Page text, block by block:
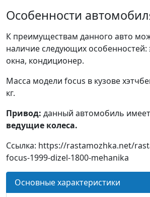
Особенности
К преимуществам данного авто
наличие следующих особенностей:
окна, кондиционер.
Масса модели focus в кузове
кг.
Привод: данный автомобиль имеет
ведущие колеса.
Ссылка: https://rastamozhka.net/
focus-1999-dizel-1800-mehanika
Основные характеристики